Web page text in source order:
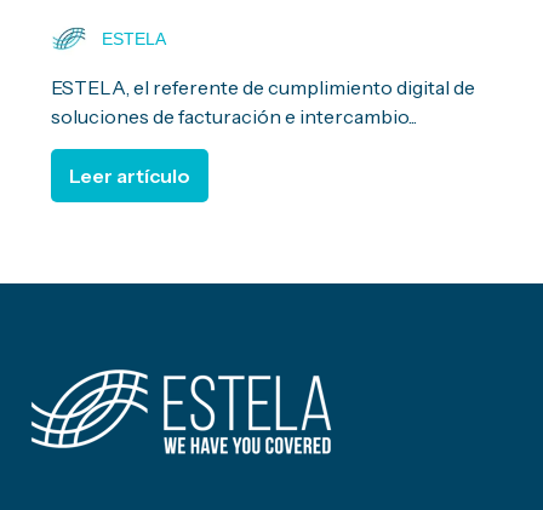
ESTELA
ESTELA, el referente de cumplimiento digital de
soluciones de facturación e intercambio...
Leer artículo